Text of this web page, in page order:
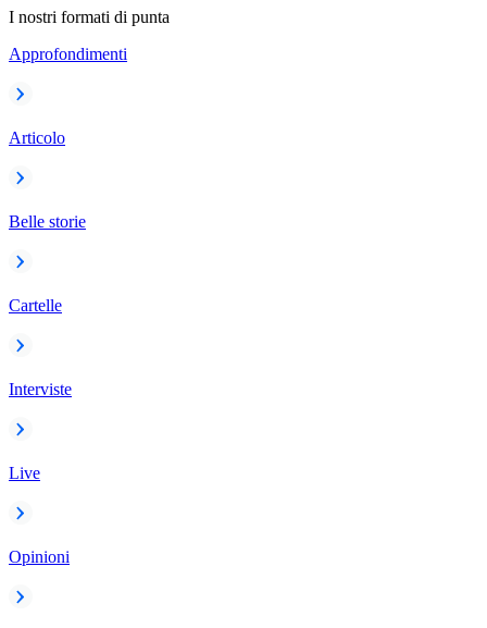
I nostri formati di punta
Approfondimenti
Articolo
Belle storie
Cartelle
Interviste
Live
Opinioni